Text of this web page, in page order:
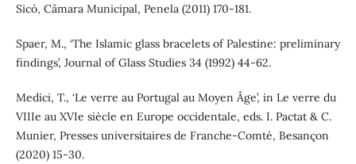
Sicó, Câmara Municipal, Penela (2011) 170-181.
Spaer, M., ‘The Islamic glass bracelets of Palestine: preliminary
findings’, Journal of Glass Studies 34 (1992) 44-62.
Medici, T., ‘Le verre au Portugal au Moyen Âge’, in Le verre du
VIIIe au XVIe siècle en Europe occidentale, eds. I. Pactat & C.
Munier, Presses universitaires de Franche-Comté, Besançon
(2020) 15-30.